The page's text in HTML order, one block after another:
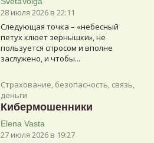
28 июля 2026 в 22:11
Следующая точка – «небесный
петух клюет зернышки», не
пользуется спросом и вполне
заслужено, и чтобы...
Страхование, безопасность, связь,
деньги
Кибермошенники
Elena Vasta
27 июля 2026 в 19:27